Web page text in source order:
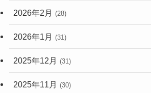
2026年2月 (28)
2026年1月 (31)
2025年12月 (31)
2025年11月 (30)